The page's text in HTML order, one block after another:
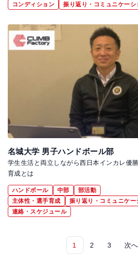
コンディション
振り返り・コミュニケーシ
名城大学 男子ハンドボール部
学生生活と両立しながら西日本インカレ優
育成とは
ハンドボール 中部
部活動
主体性・選手育成
振り返り・コミュニケー
連絡・スケジュール
1 2 3 次へ